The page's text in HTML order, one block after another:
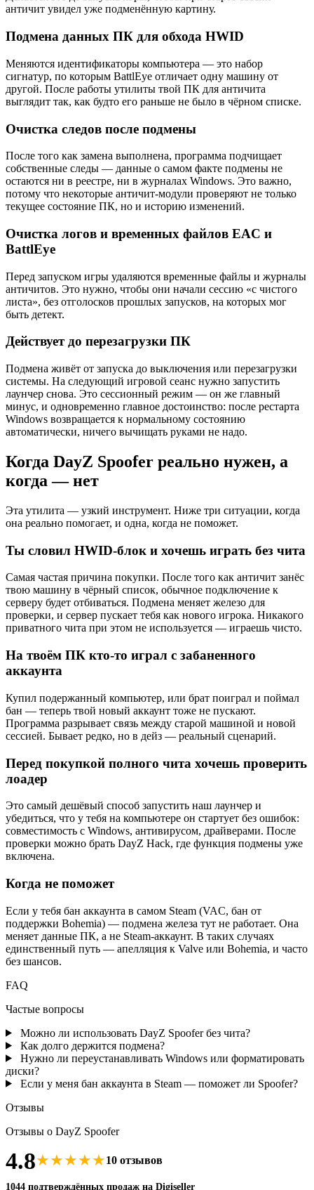
античит увидел уже подменённую картину.
Подмена данных ПК для обхода HWID
Меняются идентификаторы компьютера — это набор
сигнатур, по которым BattlEye отличает одну машину от
другой. После работы утилиты твой ПК для античита
выглядит так, как будто его раньше не было в чёрном списке.
Очистка следов после подмены
После того как замена выполнена, программа подчищает
собственные следы — данные о самом факте подмены не
остаются ни в реестре, ни в журналах Windows. Это важно,
потому что некоторые античит-модули проверяют не только
текущее состояние ПК, но и историю изменений.
Очистка логов и временных файлов EAC и
BattlEye
Перед запуском игры удаляются временные файлы и журналы
античитов. Это нужно, чтобы они начали сессию «с чистого
листа», без отголосков прошлых запусков, на которых мог
быть детект.
Действует до перезагрузки ПК
Подмена живёт от запуска до выключения или перезагрузки
системы. На следующий игровой сеанс нужно запустить
лаунчер снова. Это сессионный режим — он же главный
минус, и одновременно главное достоинство: после рестарта
Windows возвращается к нормальному состоянию
автоматически, ничего вычищать руками не надо.
Когда DayZ Spoofer реально нужен, а
когда — нет
Эта утилита — узкий инструмент. Ниже три ситуации, когда
она реально помогает, и одна, когда не поможет.
Ты словил HWID-блок и хочешь играть без чита
Самая частая причина покупки. После того как античит занёс
твою машину в чёрный список, обычное подключение к
серверу будет отбиваться. Подмена меняет железо для
проверки, и сервер пускает тебя как нового игрока. Никакого
приватного чита при этом не используется — играешь чисто.
На твоём ПК кто-то играл с забаненного
аккаунта
Купил подержанный компьютер, или брат поиграл и поймал
бан — теперь твой новый аккаунт тоже не пускают.
Программа разрывает связь между старой машиной и новой
сессией. Бывает редко, но в дейз — реальный сценарий.
Перед покупкой полного чита хочешь проверить
лоадер
Это самый дешёвый способ запустить наш лаунчер и
убедиться, что у тебя на компьютере он стартует без ошибок:
совместимость с Windows, антивирусом, драйверами. После
проверки можно брать DayZ Hack, где функция подмены уже
включена.
Когда не поможет
Если у тебя бан аккаунта в самом Steam (VAC, бан от
поддержки Bohemia) — подмена железа тут не работает. Она
меняет данные ПК, а не Steam-аккаунт. В таких случаях
единственный путь — апелляция к Valve или Bohemia, и часто
без шансов.
FAQ
Частые вопросы
Можно ли использовать DayZ Spoofer без чита?
Как долго держится подмена?
Нужно ли переустанавливать Windows или форматировать
диски?
Если у меня бан аккаунта в Steam — поможет ли Spoofer?
Отзывы
Отзывы о DayZ Spoofer
4.8★★★★★10 отзывов
1044 подтверждённых продаж на Digiseller